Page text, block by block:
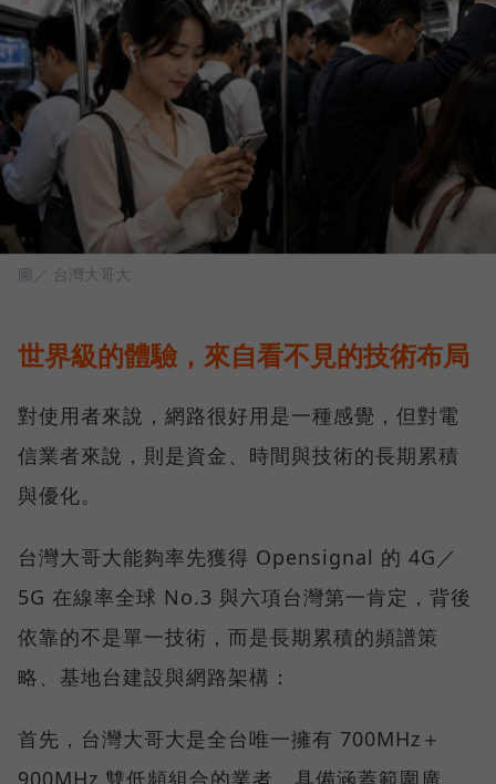
圖／ 台灣大哥大
世界級的體驗，來自看不見的技術布局
對使用者來說，網路很好用是一種感覺，但對電
信業者來說，則是資金、時間與技術的長期累積
與優化。
台灣大哥大能夠率先獲得 Opensignal 的 4G／
5G 在線率全球 No.3 與六項台灣第一肯定，背後
依靠的不是單一技術，而是長期累積的頻譜策
略、基地台建設與網路架構：
首先，台灣大哥大是全台唯一擁有 700MHz＋
900MHz 雙低頻組合的業者，具備涵蓋範圍廣、